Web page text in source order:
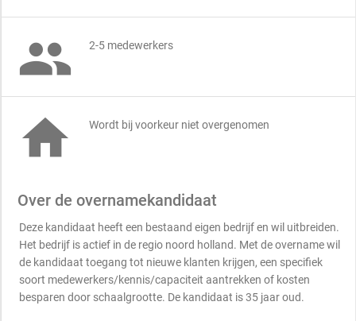
 2-5 medewerkers
 Wordt bij voorkeur niet overgenomen
Over de overnamekandidaat
Deze kandidaat heeft een bestaand eigen bedrijf en wil uitbreiden.
Het bedrijf is actief in de regio noord holland. Met de overname wil
de kandidaat toegang tot nieuwe klanten krijgen, een specifiek
soort medewerkers/kennis/capaciteit aantrekken of kosten
besparen door schaalgrootte. De kandidaat is 35 jaar oud.